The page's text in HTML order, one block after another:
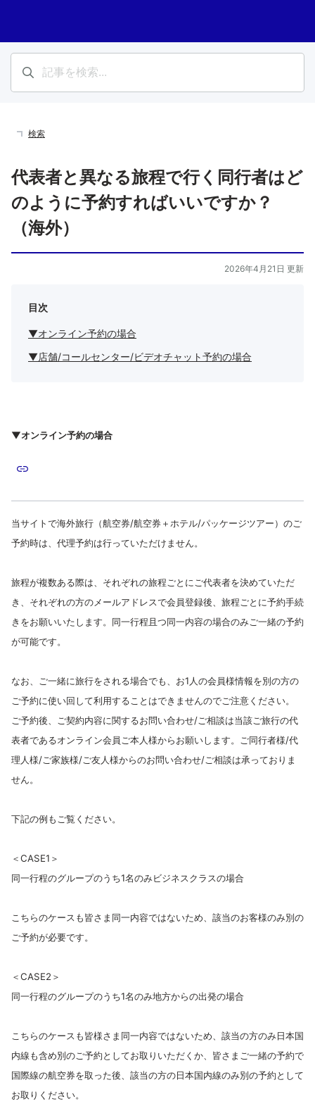
検索
代表者と異なる旅程で行く同行者はど
のように予約すればいいですか？
（海外）
2026年4月21日 更新
目次
▼オンライン予約の場合
▼店舗/コールセンター/ビデオチャット予約の場合
▼オンライン予約の場合
当サイトで海外旅行（航空券/航空券＋ホテル/パッケージツアー）のご
予約時は、代理予約は行っていただけません。
旅程が複数ある際は、それぞれの旅程ごとにご代表者を決めていただ
き、それぞれの方のメールアドレスで会員登録後、旅程ごとに予約手続
きをお願いいたします。同一行程且つ同一内容の場合のみご一緒の予約
が可能です。
なお、ご一緒に旅行をされる場合でも、お1人の会員様情報を別の方の
ご予約に使い回して利用することはできませんのでご注意ください。
ご予約後、ご契約内容に関するお問い合わせ/ご相談は当該ご旅行の代
表者であるオンライン会員ご本人様からお願いします。ご同行者様/代
理人様/ご家族様/ご友人様からのお問い合わせ/ご相談は承っておりま
せん。
下記の例もご覧ください。
＜CASE1＞
同一行程のグループのうち1名のみビジネスクラスの場合
こちらのケースも皆さま同一内容ではないため、該当のお客様のみ別の
ご予約が必要です。
＜CASE2＞
同一行程のグループのうち1名のみ地方からの出発の場合
こちらのケースも皆様さま同一内容ではないため、該当の方のみ日本国
内線も含め別のご予約としてお取りいただくか、皆さまご一緒の予約で
国際線の航空券を取った後、該当の方の日本国内線のみ別の予約として
お取りください。